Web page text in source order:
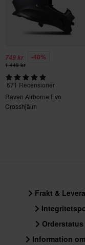
Paketmått
749 kr -48%
1 449 kr
671 Recensioner
Raven Airborne Evo
Crosshjälm
Frakt &
Orderstatus
Information